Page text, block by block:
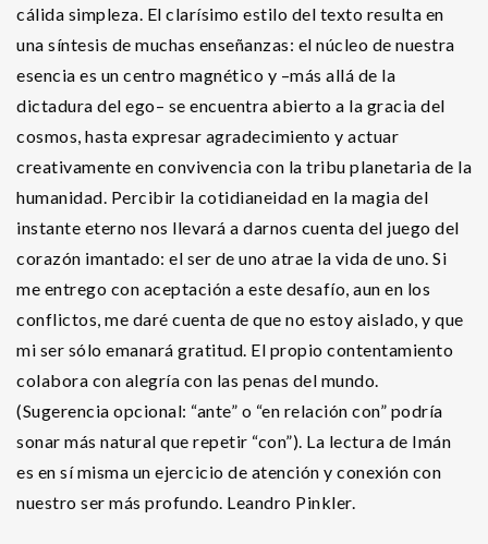
cálida simpleza. El clarísimo estilo del texto resulta en
una síntesis de muchas enseñanzas: el núcleo de nuestra
esencia es un centro magnético y –más allá de la
dictadura del ego– se encuentra abierto a la gracia del
cosmos, hasta expresar agradecimiento y actuar
creativamente en convivencia con la tribu planetaria de la
humanidad. Percibir la cotidianeidad en la magia del
instante eterno nos llevará a darnos cuenta del juego del
corazón imantado: el ser de uno atrae la vida de uno. Si
me entrego con aceptación a este desafío, aun en los
conflictos, me daré cuenta de que no estoy aislado, y que
mi ser sólo emanará gratitud. El propio contentamiento
colabora con alegría con las penas del mundo.
(Sugerencia opcional: “ante” o “en relación con” podría
sonar más natural que repetir “con”). La lectura de Imán
es en sí misma un ejercicio de atención y conexión con
nuestro ser más profundo. Leandro Pinkler.